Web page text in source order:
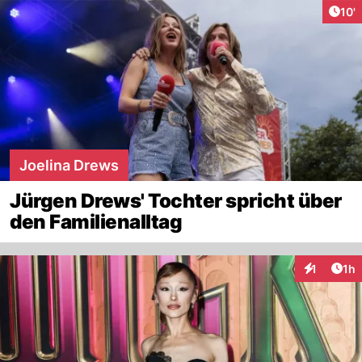
10'
Joelina Drews
Jürgen Drews' Tochter spricht über
den Familienalltag
1 1h